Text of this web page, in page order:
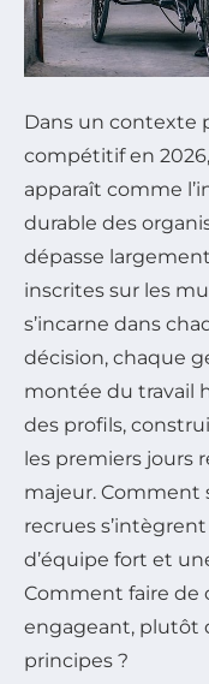
Dans un contexte
compétitif en
apparaît comme
durable des
dépasse
inscrites sur les
s’incarne dans
décision, chaque
montée du travail
des profils,
les premiers jours
majeur. Comment
recrues
d’équipe fort et
Comment faire de
engageant, plutôt
principes ?